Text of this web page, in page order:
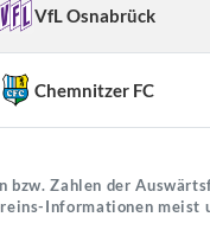
VfL Osnabrück
Chemnitzer FC
bzw. Zahlen der
Informationen meist